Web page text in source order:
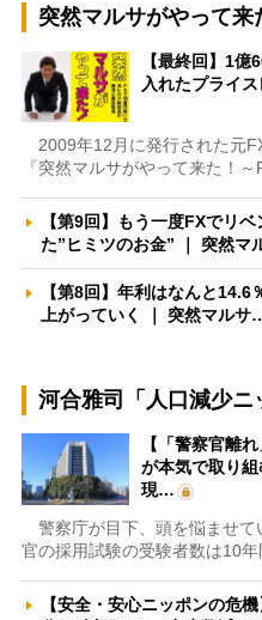
突然マルサがやって来
【最終回】1
入れたプライ
2009年12月に発行された元
『突然マルサがやって来た！
【第9回】もう一度FXでリ
た”ヒミツのお金” ｜ 突然マ
【第8回】年利はなんと
上がっていく ｜ 突然マルサ
河合雅司「人口減少ニ
【「警察官離
が本気で取り
現…
警察庁が目下、頭を悩ませて
官の採用試験の受験者数は10
【安全・安心ニッポンの危